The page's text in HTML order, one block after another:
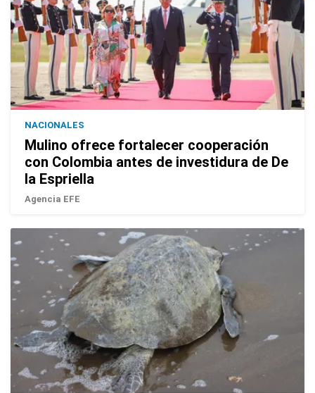
NACIONALES
Mulino ofrece fortalecer cooperación
con Colombia antes de investidura de De
la Espriella
Agencia EFE